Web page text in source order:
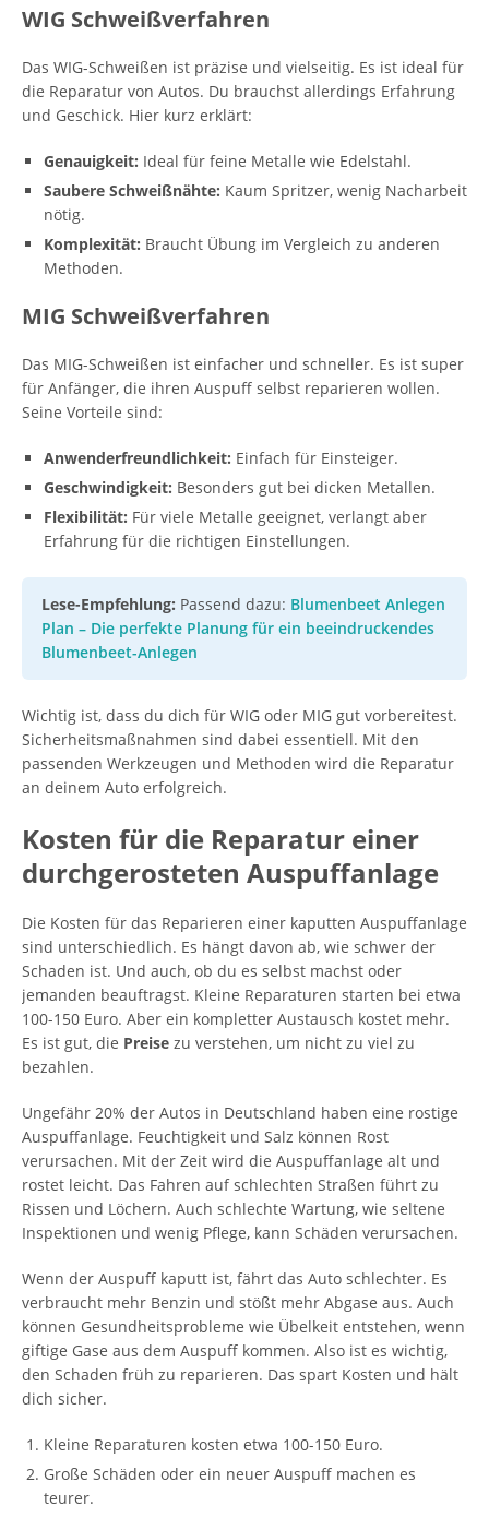
WIG Schweißverfahren
Das WIG-Schweißen ist präzise und vielseitig. Es ist ideal für
die Reparatur von Autos. Du brauchst allerdings Erfahrung
und Geschick. Hier kurz erklärt:
Genauigkeit: Ideal für feine Metalle wie Edelstahl.
Saubere Schweißnähte: Kaum Spritzer, wenig Nacharbeit
nötig.
Komplexität: Braucht Übung im Vergleich zu anderen
Methoden.
MIG Schweißverfahren
Das MIG-Schweißen ist einfacher und schneller. Es ist super
für Anfänger, die ihren Auspuff selbst reparieren wollen.
Seine Vorteile sind:
Anwenderfreundlichkeit: Einfach für Einsteiger.
Geschwindigkeit: Besonders gut bei dicken Metallen.
Flexibilität: Für viele Metalle geeignet, verlangt aber
Erfahrung für die richtigen Einstellungen.
Lese-Empfehlung: Passend dazu: Blumenbeet Anlegen
Plan – Die perfekte Planung für ein beeindruckendes
Blumenbeet-Anlegen
Wichtig ist, dass du dich für WIG oder MIG gut vorbereitest.
Sicherheitsmaßnahmen sind dabei essentiell. Mit den
passenden Werkzeugen und Methoden wird die Reparatur
an deinem Auto erfolgreich.
Kosten für die Reparatur einer
durchgerosteten Auspuffanlage
Die Kosten für das Reparieren einer kaputten Auspuffanlage
sind unterschiedlich. Es hängt davon ab, wie schwer der
Schaden ist. Und auch, ob du es selbst machst oder
jemanden beauftragst. Kleine Reparaturen starten bei etwa
100-150 Euro. Aber ein kompletter Austausch kostet mehr.
Es ist gut, die Preise zu verstehen, um nicht zu viel zu
bezahlen.
Ungefähr 20% der Autos in Deutschland haben eine rostige
Auspuffanlage. Feuchtigkeit und Salz können Rost
verursachen. Mit der Zeit wird die Auspuffanlage alt und
rostet leicht. Das Fahren auf schlechten Straßen führt zu
Rissen und Löchern. Auch schlechte Wartung, wie seltene
Inspektionen und wenig Pflege, kann Schäden verursachen.
Wenn der Auspuff kaputt ist, fährt das Auto schlechter. Es
verbraucht mehr Benzin und stößt mehr Abgase aus. Auch
können Gesundheitsprobleme wie Übelkeit entstehen, wenn
giftige Gase aus dem Auspuff kommen. Also ist es wichtig,
den Schaden früh zu reparieren. Das spart Kosten und hält
dich sicher.
Kleine Reparaturen kosten etwa 100-150 Euro.
Große Schäden oder ein neuer Auspuff machen es
teurer.